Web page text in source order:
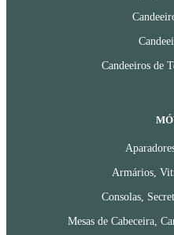
Candeeiros de
Armários,
Consolas,
Mesas de Cabeceira,